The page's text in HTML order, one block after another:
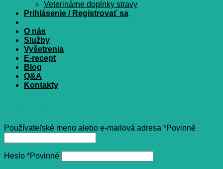
Veterinárne doplnky stravy
Prihlásenie / Registrovať sa
O nás
Služby
Vyšetrenia
E-recept
Blog
Q&A
Kontakty
Používateľské meno alebo e-mailová adresa *Povinné
Heslo *Povinné